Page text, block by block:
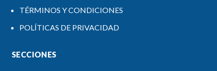
TÉRMINOS Y CONDICIONES
POLÍTICAS DE PRIVACIDAD
SECCIONES